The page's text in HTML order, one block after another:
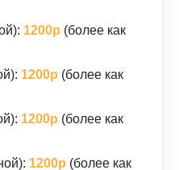
1200р (более как
1200р (более как
1200р (более как
1200р (более как